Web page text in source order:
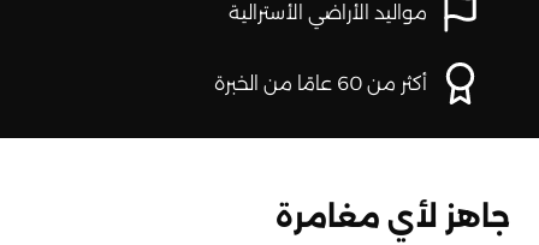
مواليد الأراضي الأسترالية
أكثر من 60 عامًا من الخبرة
جاهز لأي مغامرة